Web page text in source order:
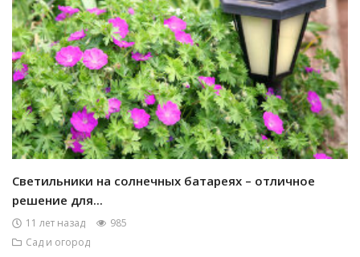
Светильники на солнечных батареях – отличное
решение для...
11 лет назад
985
Сад и огород